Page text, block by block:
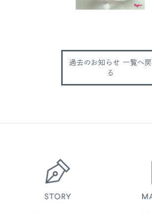
過去のお知らせ 一覧へ戻
る